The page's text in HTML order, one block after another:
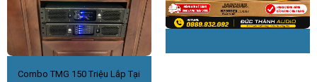
Combo TMG 150 Triệu Lắp Tại